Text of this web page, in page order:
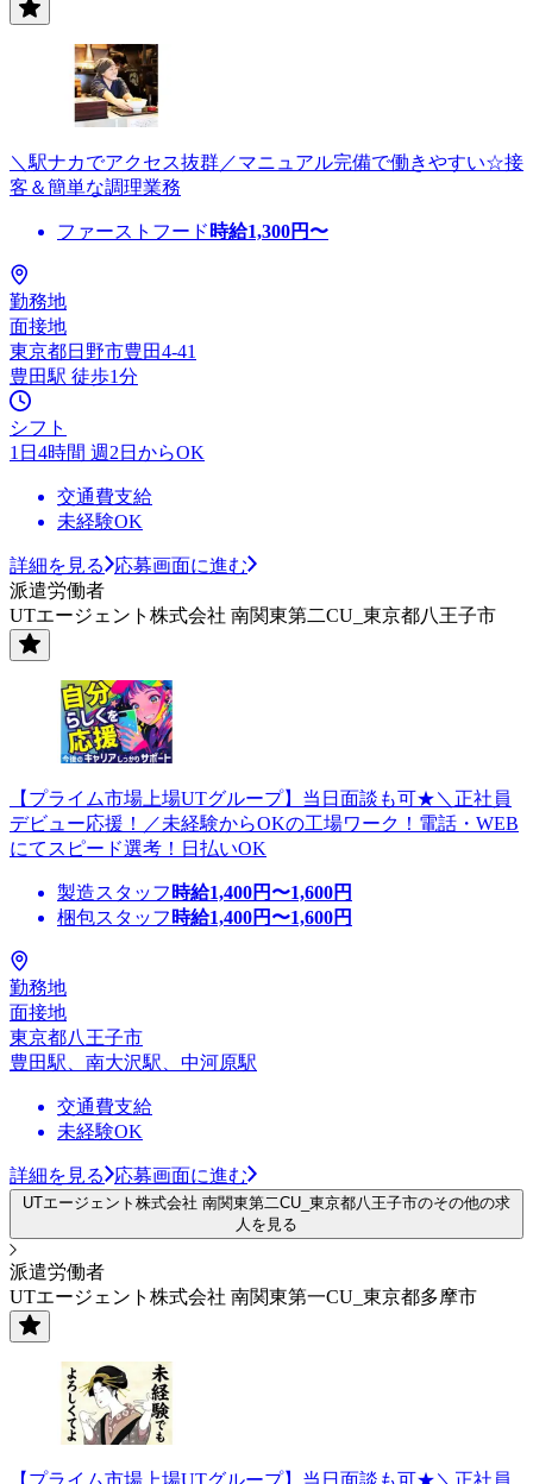
＼駅ナカでアクセス抜群／マニュアル完備で働きやすい☆接
客＆簡単な調理業務
ファーストフード 時給1,300円〜
勤務地
面接地
東京都日野市豊田4-41
豊田駅 徒歩1分
シフト
1日4時間 週2日からOK
交通費支給
未経験OK
詳細を見る
応募画面に進む
派遣労働者
UTエージェント株式会社 南関東第二CU_東京都八王子市
【プライム市場上場UTグループ】当日面談も可★＼正社員
デビュー応援！／未経験からOKの工場ワーク！電話・WEB
にてスピード選考！日払いOK
製造スタッフ 時給1,400円〜1,600円
梱包スタッフ 時給1,400円〜1,600円
勤務地
面接地
東京都八王子市
豊田駅、南大沢駅、中河原駅
交通費支給
未経験OK
詳細を見る 応募画面に進む
UTエージェント株式会社 南関東第二CU_東京都八王子市のその他の求
人を見る
派遣労働者
UTエージェント株式会社 南関東第一CU_東京都多摩市
【プライム市場上場UTグループ】当日面談も可★＼正社員